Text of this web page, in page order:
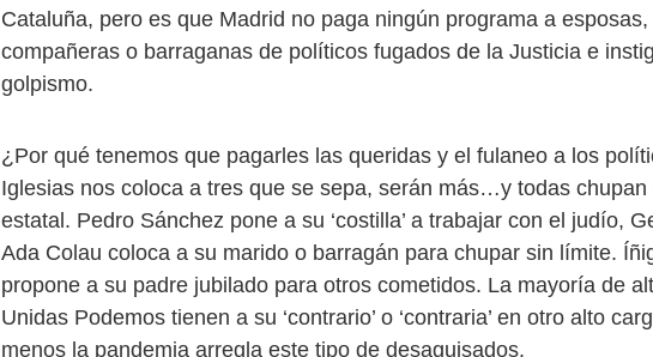
Cataluña, pero es que Madrid no paga ningún programa a
compañeras o barraganas de políticos fugados de la Justicia e
golpismo.
¿Por qué tenemos que pagarles las queridas y el fulaneo a los
Iglesias nos coloca a tres que se sepa, serán más…y todas chupan
estatal. Pedro Sánchez pone a su ‘costilla’ a trabajar con el judío,
Ada Colau coloca a su marido o barragán para chupar sin límite.
propone a su padre jubilado para otros cometidos. La mayoría de
Unidas Podemos tienen a su ‘contrario’ o ‘contraria’ en otro alto
menos la pandemia arregla este tipo de desaguisados.